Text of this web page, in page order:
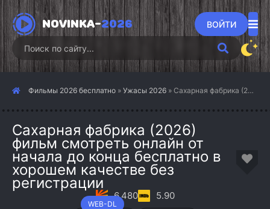
NOVINKA-2026 ВОЙТИ
Фильмы 2026 бесплатно » Ужасы 2026 » Сахарная фабрика (2026)
Сахарная фабрика (2026)
фильм смотреть онлайн от
начала до конца бесплатно в
хорошем качестве без
регистрации
WEB-DL
6.480 5.90